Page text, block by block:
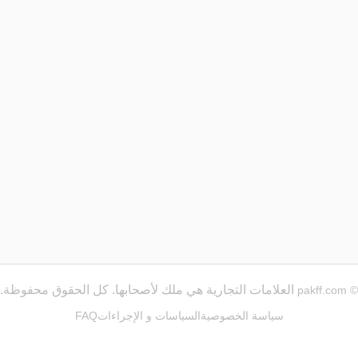
© pakff.com العلامات التجارية هي ملك لأصحابها. كل الحقوق محفوظة.
سياسة الخصوصية السياسات و الإجراءاتFAQ